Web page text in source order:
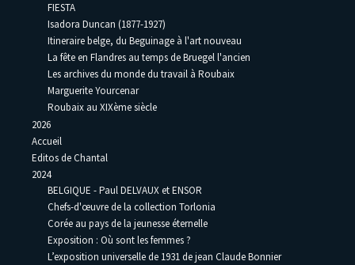
FIESTA
Isadora Duncan (1877-1927)
Itineraire belge, du Beguinage à l'art nouveau
La fête en Flandres au temps de Bruegel l'ancien
Les archives du monde du travail à Roubaix
Marguerite Yourcenar
Roubaix au XIXème siècle
2026
Accueil
Editos de Chantal
2024
BELGIQUE - Paul DELVAUX et ENSOR
Chefs-d'œuvre de la collection Torlonia
Corée au pays de la jeunesse éternelle
Exposition : Où sont les femmes ?
L’exposition universelle de 1931 de jean Claude Bonnier